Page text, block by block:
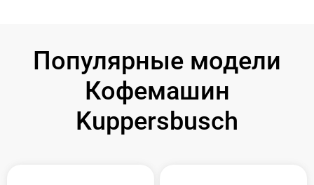
Популярные модели
Кофемашин
Kuppersbusch